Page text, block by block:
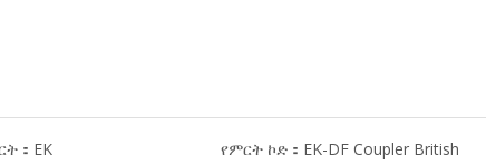
： EK የምርት ኮድ： EK-DF Coupler British